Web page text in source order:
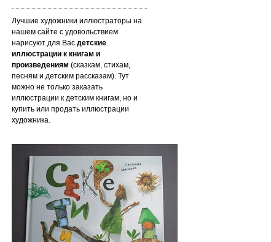
Лучшие художники иллюстраторы на
нашем сайте с удовольствием
нарисуют для Вас детские
иллюстрации к книгам и
произведениям (сказкам, стихам,
песням и детским рассказам). Тут
можно не только заказать
иллюстрации к детским книгам, но и
купить или продать иллюстрации
художника.